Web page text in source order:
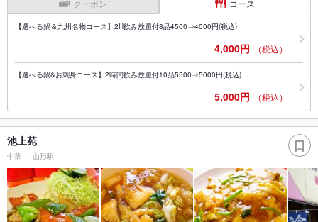
クーポン コース
【選べる鍋＆九州名物コース】2H飲み放題付8品4500⇒4000円(税込)
4,000円 （税込）
【選べる鍋&お刺身コース】2時間飲み放題付10品5500⇒5000円(税込)
5,000円 （税込）
池上苑
中華 山形駅